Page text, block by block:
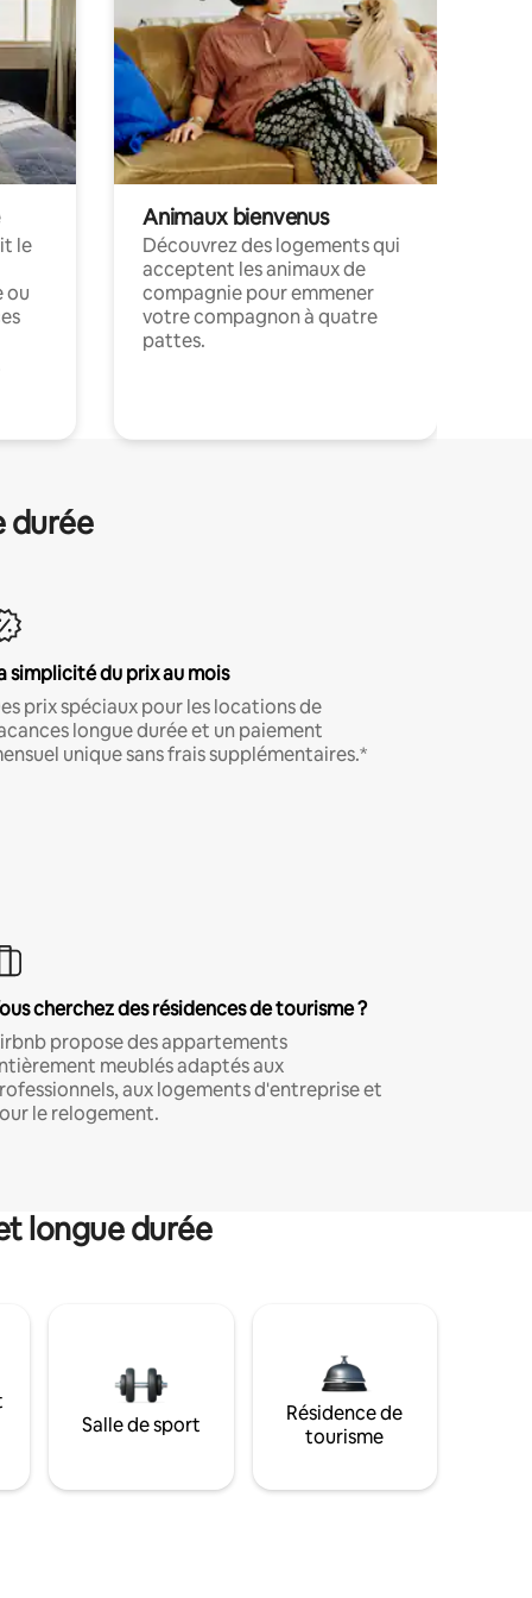
le
ou
Animaux bienvenus
Découvrez des logements qui
acceptent les animaux de
compagnie pour emmener
votre compagnon à quatre
pattes.
durée
simplicité du prix au mois
prix spéciaux pour les locations de
longue durée et un paiement
unique sans frais supplémentaires.*
cherchez des résidences de tourisme ?
propose des appartements
meublés adaptés aux
aux logements d'entreprise et
le relogement.
longue durée
Salle de sport
Résidence de
tourisme